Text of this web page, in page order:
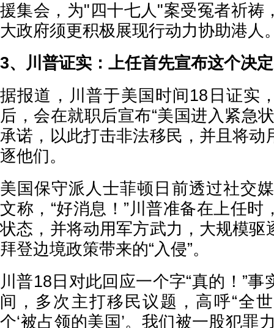
援集会，为"四十七人"案受冤者祈祷
大政府须更积极展现行动力协助港人
3、川普证实：上任首先宣布这个决定
据报道，川普于美国时间18日证实
后，会在就职后宣布“美国进入紧急
承诺，以此打击非法移民，并且将动
逐他们。
美国保守派人士菲顿日前透过社交
文称，“好消息！”川普准备在上任时
状态，并将动用军方武力，大规模驱
拜登边境政策带来的“入侵”。
川普18日对此回应一个字“真的！”
间，多次主打移民议题，高呼“全
个‘被占领的美国’。我们被一股犯罪